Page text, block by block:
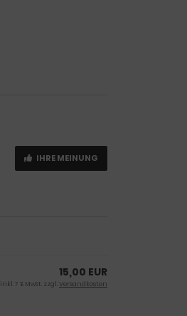
IHRE MEINUNG
15,00 EUR
inkl. 7 % MwSt. zzgl.Versandkosten